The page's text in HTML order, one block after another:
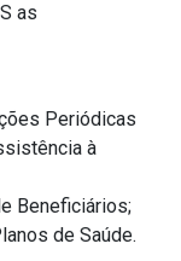
as
Periódicas
à
Beneficiários;
de Saúde.